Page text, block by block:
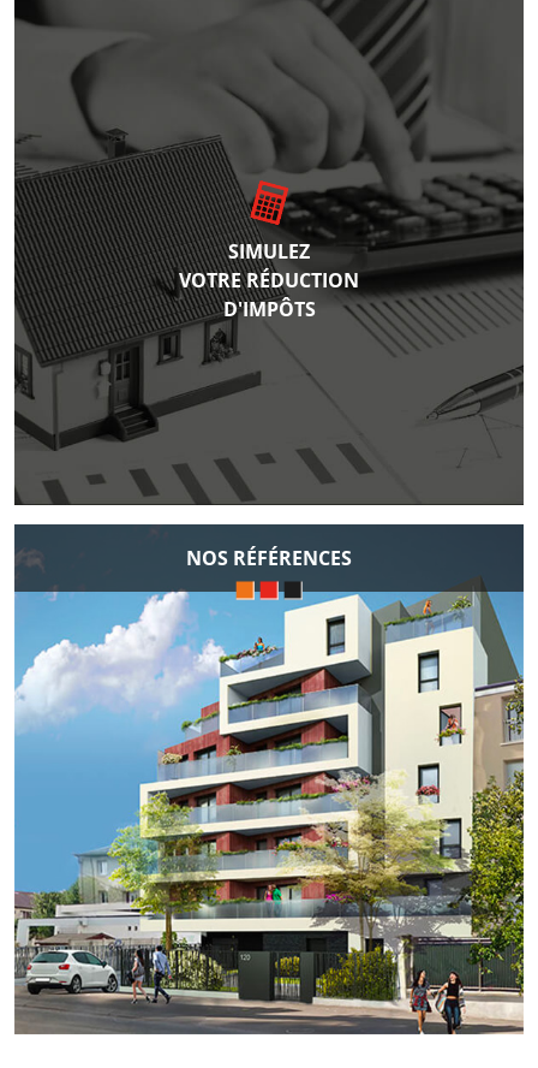
SIMULEZ
VOTRE RÉDUCTION
D'IMPÔTS
NOS RÉFÉRENCES